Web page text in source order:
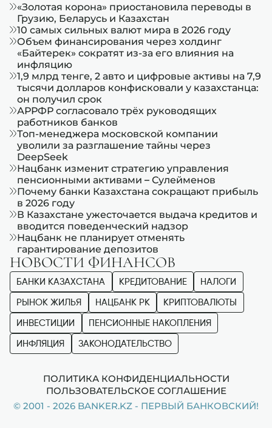
«Золотая корона» приостановила переводы в
Грузию, Беларусь и Казахстан
10 самых сильных валют мира в 2026 году
Объем финансирования через холдинг
«Байтерек» сократят из-за его влияния на
инфляцию
1,9 млрд тенге, 2 авто и цифровые активы на 7,9
тысячи долларов конфисковали у казахстанца:
он получил срок
АРРФР согласовало трёх руководящих
работников банков
Топ-менеджера московской компании
уволили за разглашение тайны через
DeepSeek
Нацбанк изменит стратегию управления
пенсионными активами – Сулейменов
Почему банки Казахстана сокращают прибыль
в 2026 году
В Казахстане ужесточается выдача кредитов и
вводится поведенческий надзор
Нацбанк не планирует отменять
гарантирование депозитов
НОВОСТИ ФИНАНСОВ
БАНКИ КАЗАХСТАНА КРЕДИТОВАНИЕ НАЛОГИ
РЫНОК ЖИЛЬЯ НАЦБАНК РК КРИПТОВАЛЮТЫ
ИНВЕСТИЦИИ ПЕНСИОННЫЕ НАКОПЛЕНИЯ
ИНФЛЯЦИЯ ЗАКОНОДАТЕЛЬСТВО
ПОЛИТИКА КОНФИДЕНЦИАЛЬНОСТИ
ПОЛЬЗОВАТЕЛЬСКОЕ СОГЛАШЕНИЕ
© 2001 - 2026 BANKER.KZ - ПЕРВЫЙ БАНКОВСКИЙ!